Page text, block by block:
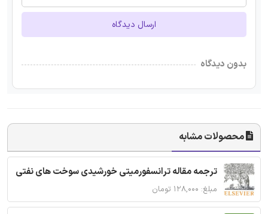
ارسال دیدگاه
بدون دیدگاه
محصولات مشابه
ترجمه مقاله ترانسفورمیتی خورشیدی سوخت های نفتی
مبلغ: ۱۲۸,۰۰۰ تومان